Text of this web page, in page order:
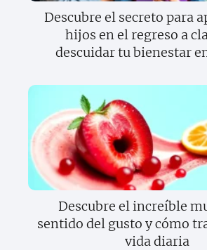
Descubre el secreto para
hijos en el regreso a
descuidar tu bienestar
Descubre el increíble
sentido del gusto y cómo
vida diaria